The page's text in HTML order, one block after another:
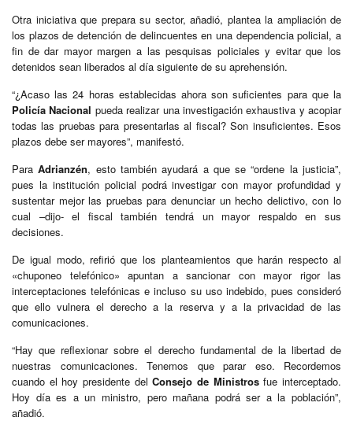
Otra iniciativa que prepara su sector, añadió, plantea la ampliación de
los plazos de detención de delincuentes en una dependencia policial, a
fin de dar mayor margen a las pesquisas policiales y evitar que los
detenidos sean liberados al día siguiente de su aprehensión.
“¿Acaso las 24 horas establecidas ahora son suficientes para que la
Policía Nacional pueda realizar una investigación exhaustiva y acopiar
todas las pruebas para presentarlas al fiscal? Son insuficientes. Esos
plazos debe ser mayores”, manifestó.
ParaAdrianzén, esto también ayudará a que se “ordene la justicia”,
pues la institución policial podrá investigar con mayor profundidad y
sustentar mejor las pruebas para denunciar un hecho delictivo, con lo
cual –dijo- el fiscal también tendrá un mayor respaldo en sus
decisiones.
De igual modo, refirió que los planteamientos que harán respecto al
«chuponeo telefónico» apuntan a sancionar con mayor rigor las
interceptaciones telefónicas e incluso su uso indebido, pues consideró
que ello vulnera el derecho a la reserva y a la privacidad de las
comunicaciones.
“Hay que reflexionar sobre el derecho fundamental de la libertad de
nuestras comunicaciones. Tenemos que parar eso. Recordemos
cuando el hoy presidente delConsejo de Ministrosfue interceptado.
Hoy día es a un ministro, pero mañana podrá ser a la población”,
añadió.